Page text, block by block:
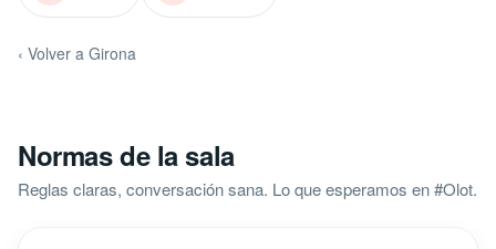
‹ Volver a Girona
Normas de la sala
Reglas claras, conversación sana. Lo que esperamos en #Olot.